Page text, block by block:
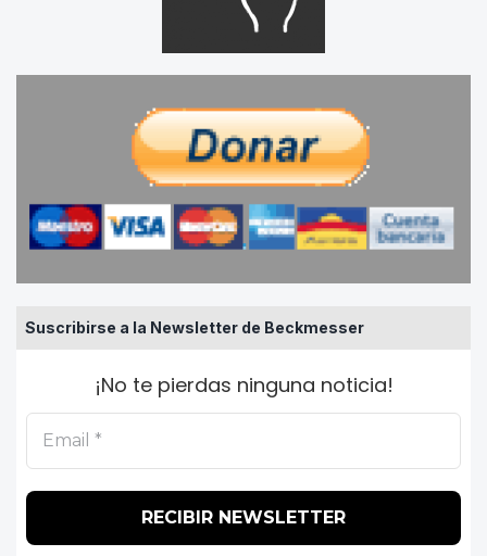
Suscribirse a la Newsletter de Beckmesser
¡No te pierdas ninguna noticia!